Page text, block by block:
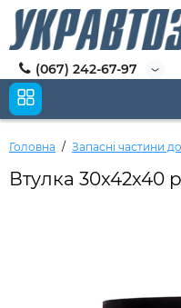
(067) 242-67-97
Головна Запасні частини
Втулка 30x42x40